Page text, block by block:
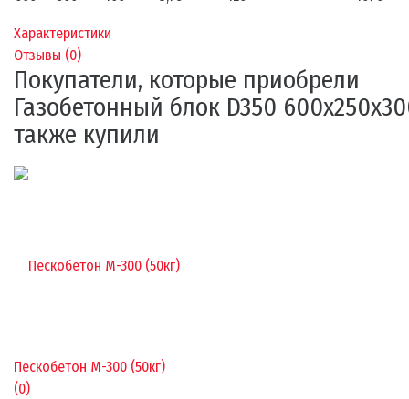
Характеристики
Отзывы (0)
Покупатели, которые приобрели
Газобетонный блок D350
также купили
Пескобетон М-300 (50кг)
(0)